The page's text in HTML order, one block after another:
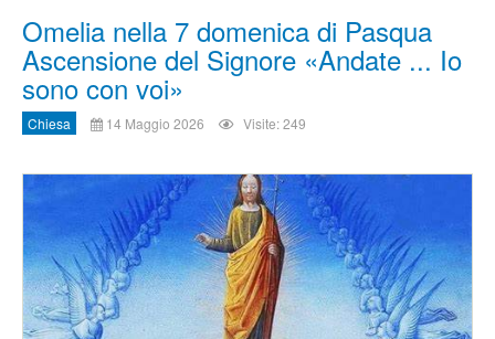
Omelia nella 7 domenica di Pasqua
Ascensione del Signore «Andate ... Io
sono con voi»
Chiesa 14 Maggio 2026 Visite: 249